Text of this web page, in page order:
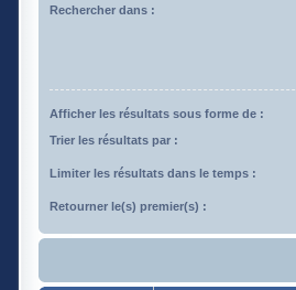
Rechercher dans :
Afficher les résultats sous forme de :
Trier les résultats par :
Limiter les résultats dans le temps :
Retourner le(s) premier(s) :